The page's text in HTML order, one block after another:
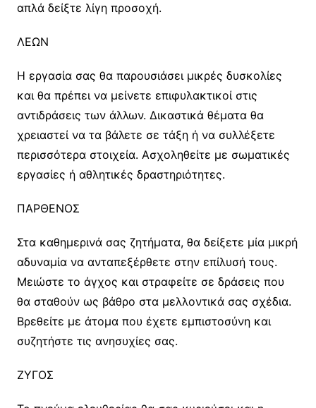
απλά δείξτε λίγη προσοχή.
ΛΕΩΝ
Η εργασία σας θα παρουσιάσει μικρές δυσκολίες
και θα πρέπει να μείνετε επιφυλακτικοί στις
αντιδράσεις των άλλων. Δικαστικά θέματα θα
χρειαστεί να τα βάλετε σε τάξη ή να συλλέξετε
περισσότερα στοιχεία. Ασχοληθείτε με σωματικές
εργασίες ή αθλητικές δραστηριότητες.
ΠΑΡΘΕΝΟΣ
Στα καθημερινά σας ζητήματα, θα δείξετε μία μικρή
αδυναμία να ανταπεξέρθετε στην επίλυσή τους.
Μειώστε το άγχος και στραφείτε σε δράσεις που
θα σταθούν ως βάθρο στα μελλοντικά σας σχέδια.
Βρεθείτε με άτομα που έχετε εμπιστοσύνη και
συζητήστε τις ανησυχίες σας.
ΖΥΓΟΣ